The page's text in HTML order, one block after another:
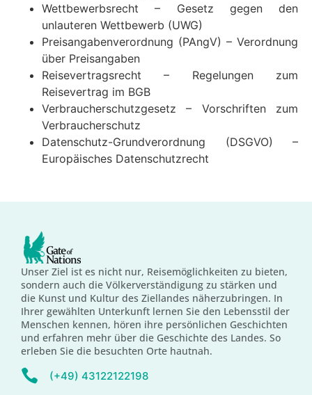
Wettbewerbsrecht – Gesetz gegen den
unlauteren Wettbewerb (UWG)
Preisangabenverordnung (PAngV) – Verordnung
über Preisangaben
Reisevertragsrecht – Regelungen zum
Reisevertrag im BGB
Verbraucherschutzgesetz – Vorschriften zum
Verbraucherschutz
Datenschutz-Grundverordnung (DSGVO) –
Europäisches Datenschutzrecht
Unser Ziel ist es nicht nur, Reisemöglichkeiten zu bieten,
sondern auch die Völkerverständigung zu stärken und
die Kunst und Kultur des Ziellandes näherzubringen. In
Ihrer gewählten Unterkunft lernen Sie den Lebensstil der
Menschen kennen, hören ihre persönlichen Geschichten
und erfahren mehr über die Geschichte des Landes. So
erleben Sie die besuchten Orte hautnah.
(+49) 43122122198